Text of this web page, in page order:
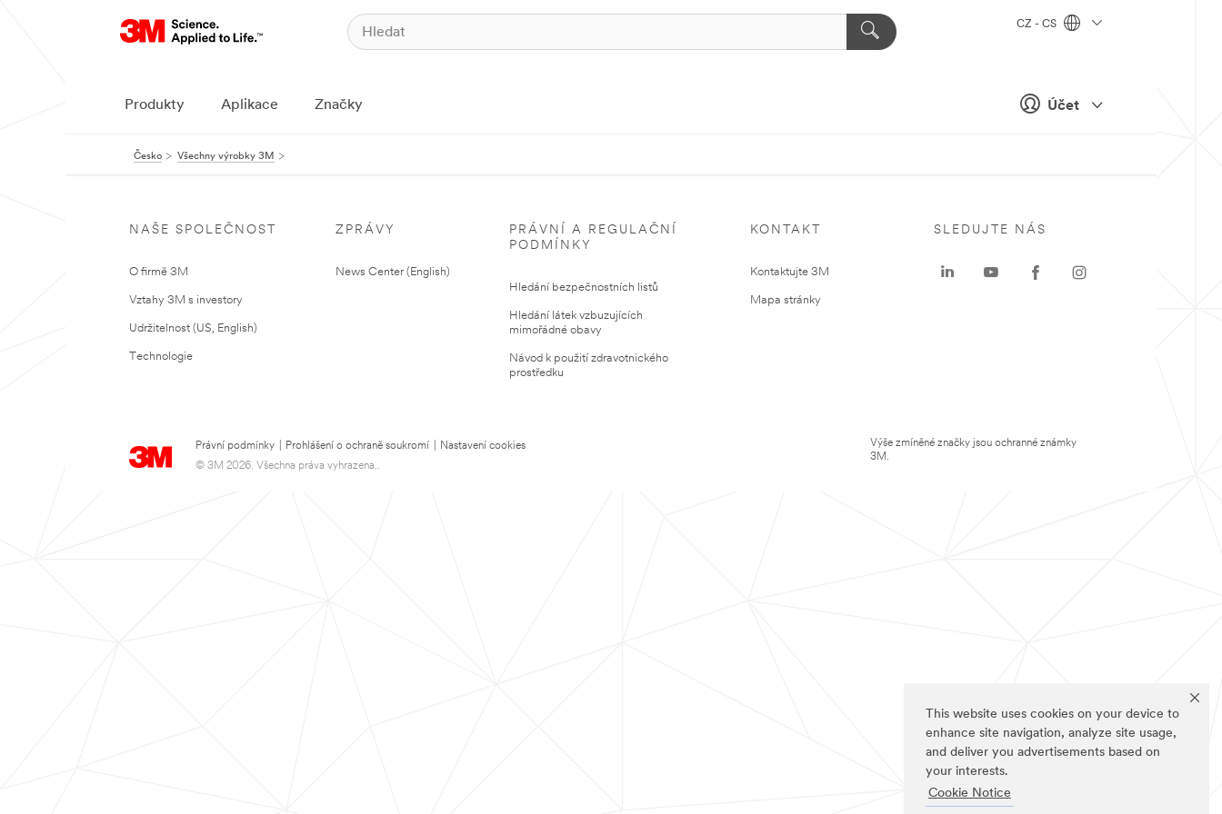
This website uses cookies on your device to
enhance site navigation, analyze site usage,
and deliver you advertisements based on
your interests.
Cookie Notice
Účet
CZ - CS
Produkty Aplikace Značky
Česko Všechny výrobky 3M
NAŠE SPOLEČNOST
O firmě 3M
Vztahy 3M s investory
Udržitelnost (US, English)
Technologie
ZPRÁVY
News Center (English)
PRÁVNÍ A REGULAČNÍ
PODMÍNKY
Hledání bezpečnostních listů
Hledání látek vzbuzujících
mimořádné obavy
Návod k použití zdravotnického
prostředku
KONTAKT
Kontaktujte 3M
Mapa stránky
Právní podmínky Prohlášení o ochraně soukromí
Nastavení cookies
© 3M 2026. Všechna práva vyhrazena..
SLEDUJTE NÁS
Výše zmíněné značky jsou ochranné známky
3M.